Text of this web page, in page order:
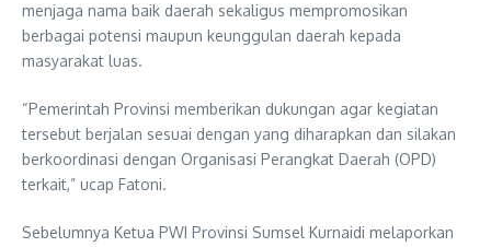
menjaga nama baik daerah sekaligus mempromosikan
berbagai potensi maupun keunggulan daerah kepada
masyarakat luas.
“Pemerintah Provinsi memberikan dukungan agar kegiatan
tersebut berjalan sesuai dengan yang diharapkan dan silakan
berkoordinasi dengan Organisasi Perangkat Daerah (OPD)
terkait,” ucap Fatoni.
Sebelumnya Ketua PWI Provinsi Sumsel Kurnaidi melaporkan